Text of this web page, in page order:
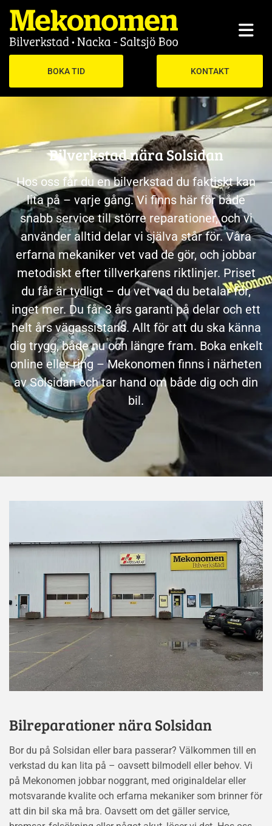
BOKA TID KONTAKT
Bilverkstad nära Solsidan
Hos oss får du en bilverkstad du faktiskt kan
lita på – varje gång. Vi finns här för både
snabb service till större reparationer, och vi
använder alltid delar vi själva står för. Våra
erfarna mekaniker vet vad de gör, och jobbar
metodiskt efter tillverkarens riktlinjer. Priset
du får är tydligt – du vet vad du betalar för,
inget mer. Du får 3 års garanti på delar och ett
helt års vägassistans. Allt för att du ska känna
dig trygg, både nu och längre fram. Boka enkelt
online eller ring – Mekonomen finns i närheten
av Solsidan och tar hand om både dig och din
bil.
Bilreparationer nära Solsidan
Bor du på Solsidan eller bara passerar? Välkommen till en
verkstad du kan lita på – oavsett bilmodell eller behov. Vi
på Mekonomen jobbar noggrant, med originaldelar eller
motsvarande kvalite och erfarna mekaniker som brinner för
att din bil ska må bra. Oavsett om det gäller service,